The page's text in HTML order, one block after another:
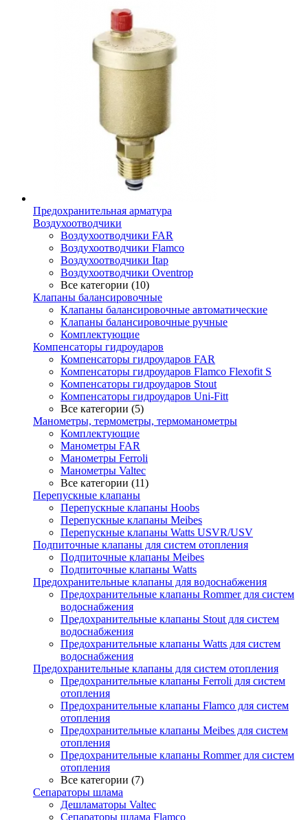
Предохранительная арматура
Воздухоотводчики
Воздухоотводчики FAR
Воздухоотводчики Flamco
Воздухоотводчики Itap
Воздухоотводчики Oventrop
Все категории (10)
Клапаны балансировочные
Клапаны балансировочные автоматические
Клапаны балансировочные ручные
Комплектующие
Компенсаторы гидроударов
Компенсаторы гидроударов FAR
Компенсаторы гидроударов Flamco Flexofit S
Компенсаторы гидроударов Stout
Компенсаторы гидроударов Uni-Fitt
Все категории (5)
Манометры, термометры, термоманометры
Комплектующие
Манометры FAR
Манометры Ferroli
Манометры Valtec
Все категории (11)
Перепускные клапаны
Перепускные клапаны Hoobs
Перепускные клапаны Meibes
Перепускные клапаны Watts USVR/USV
Подпиточные клапаны для систем отопления
Подпиточные клапаны Meibes
Подпиточные клапаны Watts
Предохранительные клапаны для водоснабжения
Предохранительные клапаны Rommer для систем
водоснабжения
Предохранительные клапаны Stout для систем
водоснабжения
Предохранительные клапаны Watts для систем
водоснабжения
Предохранительные клапаны для систем отопления
Предохранительные клапаны Ferroli для систем
отопления
Предохранительные клапаны Flamco для систем
отопления
Предохранительные клапаны Meibes для систем
отопления
Предохранительные клапаны Rommer для систем
отопления
Все категории (7)
Сепараторы шлама
Дешламаторы Valtec
Сепараторы шлама Flamco